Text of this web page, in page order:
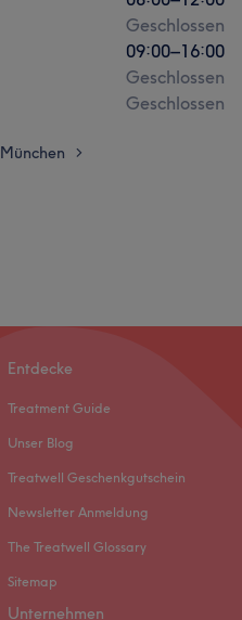
Geschlossen
09:00–16:00
Geschlossen
Geschlossen
München >
Entdecke
Treatment Guide
Unser Blog
Treatwell Geschenkgutschein
Newsletter Anmeldung
The Treatwell Glossary
Sitemap
Unternehmen